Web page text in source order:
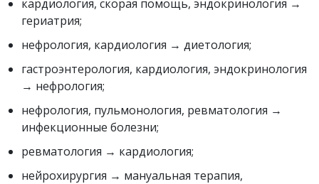
кардиология, скорая помощь, эндокринология →
гериатрия;
нефрология, кардиология → диетология;
гастроэнтерология, кардиология, эндокринология
→ нефрология;
нефрология, пульмонология, ревматология →
инфекционные болезни;
ревматология → кардиология;
нейрохирургия → мануальная терапия,